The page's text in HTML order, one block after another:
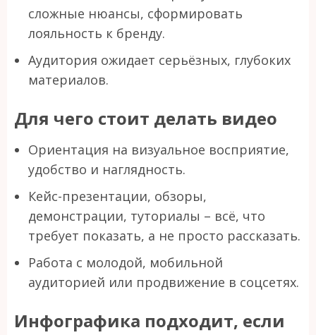
сложные нюансы, сформировать
лояльность к бренду.
Аудитория ожидает серьёзных, глубоких
материалов.
Для чего стоит делать видео
Ориентация на визуальное восприятие,
удобство и наглядность.
Кейс-презентации, обзоры,
демонстрации, туториалы – всё, что
требует показать, а не просто рассказать.
Работа с молодой, мобильной
аудиторией или продвижение в соцсетях.
Инфографика подходит, если